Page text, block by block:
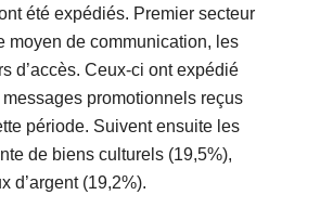
été expédiés. Premier secteur
moyen de communication, les
d’accès. Ceux-ci ont expédié
promotionnels reçus
période. Suivent ensuite les
de biens culturels (19,5%),
d’argent (19,2%).